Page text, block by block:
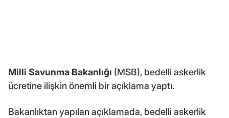
Milli Savunma Bakanlığı (MSB), bedelli askerlik
ücretine ilişkin önemli bir açıklama yaptı.
Bakanlıktan yapılan açıklamada, bedelli askerlik